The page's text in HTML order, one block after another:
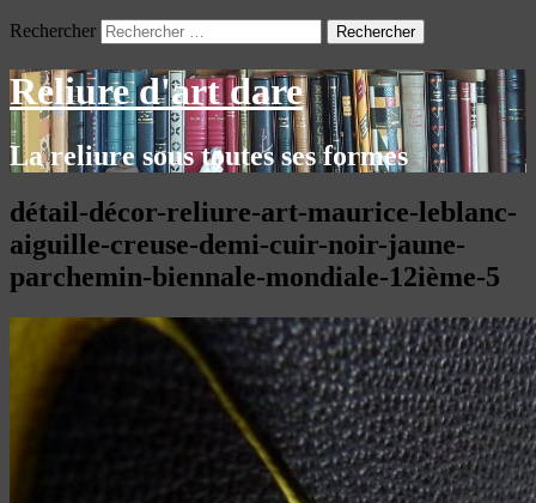
Rechercher
Reliure d'art dare
La reliure sous toutes ses formes
détail-décor-reliure-art-maurice-leblanc-
aiguille-creuse-demi-cuir-noir-jaune-
parchemin-biennale-mondiale-12ième-5